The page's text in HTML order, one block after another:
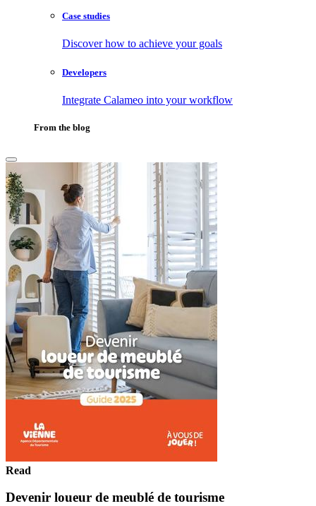
Case studies
Discover how to achieve your goals
Developers
Integrate Calameo into your workflow
From the blog
Read
Devenir loueur de meublé de tourisme